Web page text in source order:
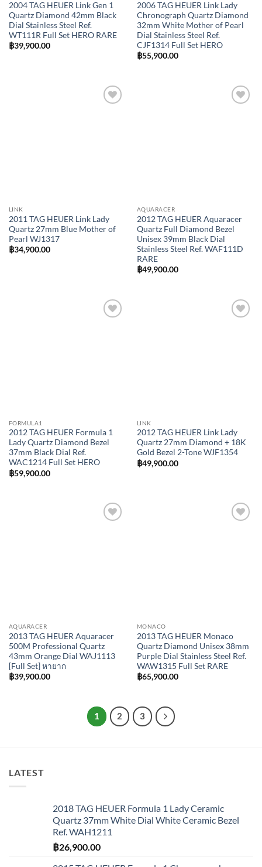
2004 TAG HEUER Link Gen 1
Quartz Diamond 42mm Black
Dial Stainless Steel Ref.
WT111R Full Set HERO RARE
฿39,900.00
2006 TAG HEUER Link Lady
Chronograph Quartz Diamond
32mm White Mother of Pearl
Dial Stainless Steel Ref.
CJF1314 Full Set HERO
฿55,900.00
LINK
2011 TAG HEUER Link Lady
Quartz 27mm Blue Mother of
Pearl WJ1317
฿34,900.00
AQUARACER
2012 TAG HEUER Aquaracer
Quartz Full Diamond Bezel
Unisex 39mm Black Dial
Stainless Steel Ref. WAF111D
RARE
฿49,900.00
FORMULA1
2012 TAG HEUER Formula 1
Lady Quartz Diamond Bezel
37mm Black Dial Ref.
WAC1214 Full Set HERO
฿59,900.00
LINK
2012 TAG HEUER Link Lady
Quartz 27mm Diamond + 18K
Gold Bezel 2-Tone WJF1354
฿49,900.00
AQUARACER
2013 TAG HEUER Aquaracer
500M Professional Quartz
43mm Orange Dial WAJ1113
[Full Set] หายาก
฿39,900.00
MONACO
2013 TAG HEUER Monaco
Quartz Diamond Unisex 38mm
Purple Dial Stainless Steel Ref.
WAW1315 Full Set RARE
฿65,900.00
1 2 3
LATEST
2018 TAG HEUER Formula 1 Lady Ceramic
Quartz 37mm White Dial White Ceramic Bezel
Ref. WAH1211
฿26,900.00